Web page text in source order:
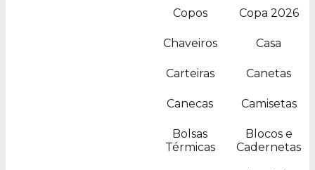
Copos Copa 2026
Chaveiros Casa
Carteiras Canetas
Canecas Camisetas
Bolsas
Térmicas
Blocos e
Cadernetas